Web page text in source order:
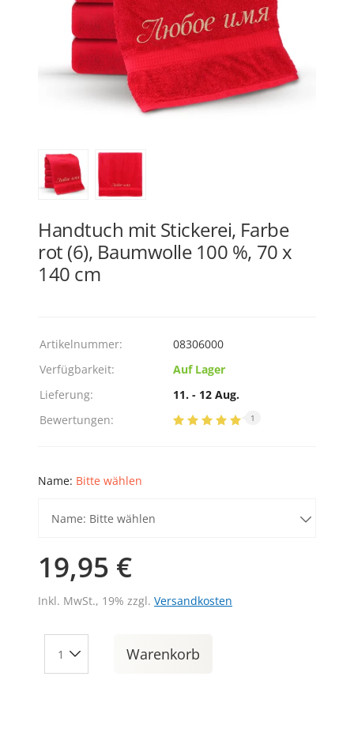
Handtuch mit Stickerei, Farbe
rot (6), Baumwolle 100 %, 70 x
140 cm
Artikelnummer:
08306000
Verfügbarkeit:
Auf Lager
Lieferung:
11. - 12 Aug.
Bewertungen:
1
Name: Bitte wählen
Name: Bitte wählen
19,95 €
Inkl. MwSt., 19% zzgl. Versandkosten
Warenkorb